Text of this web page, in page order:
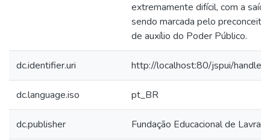
extremamente difícil, com a
sendo marcada pelo preconceito
de auxílio do Poder Público.
dc.identifier.uri http://localhost:80/jspui/
dc.language.iso pt_BR
dc.publisher Fundação Educacional de Lavras